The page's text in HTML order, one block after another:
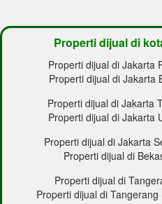
Properti dijual di
Properti dijual di Jakarta
Properti dijual di Jakarta
Properti dijual di Jakarta
Properti dijual di Jakarta
Properti dijual di Jakarta
Properti dijual di
Properti dijual di
Properti dijual di Tangerang